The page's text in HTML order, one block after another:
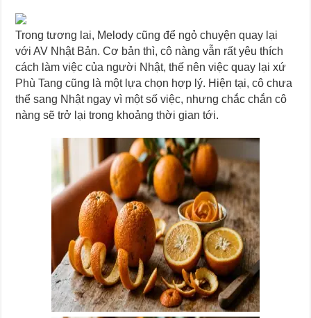
Trong tương lai, Melody cũng để ngỏ chuyện quay lại
với AV Nhật Bản. Cơ bản thì, cô nàng vẫn rất yêu thích
cách làm việc của người Nhật, thế nên việc quay lại xứ
Phù Tang cũng là một lựa chọn hợp lý. Hiện tại, cô chưa
thể sang Nhật ngay vì một số việc, nhưng chắc chắn cô
nàng sẽ trở lại trong khoảng thời gian tới.